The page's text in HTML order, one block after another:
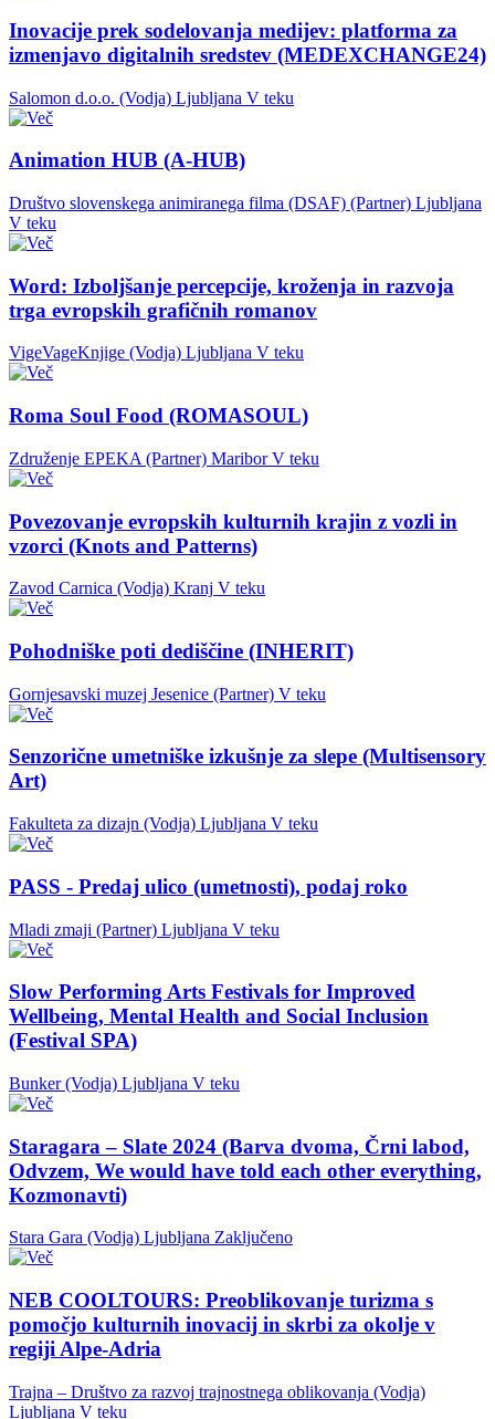
Inovacije prek sodelovanja medijev: platforma za
izmenjavo digitalnih sredstev (MEDEXCHANGE24)
Salomon d.o.o. (Vodja) Ljubljana V teku
Animation HUB (A-HUB)
Društvo slovenskega animiranega filma (DSAF) (Partner) Ljubljana
V teku
Word: Izboljšanje percepcije, kroženja in razvoja
trga evropskih grafičnih romanov
VigeVageKnjige (Vodja) Ljubljana V teku
Roma Soul Food (ROMASOUL)
Združenje EPEKA (Partner) Maribor V teku
Povezovanje evropskih kulturnih krajin z vozli in
vzorci (Knots and Patterns)
Zavod Carnica (Vodja) Kranj V teku
Pohodniške poti dediščine (INHERIT)
Gornjesavski muzej Jesenice (Partner) V teku
Senzorične umetniške izkušnje za slepe (Multisensory
Art)
Fakulteta za dizajn (Vodja) Ljubljana V teku
PASS - Predaj ulico (umetnosti), podaj roko
Mladi zmaji (Partner) Ljubljana V teku
Slow Performing Arts Festivals for Improved
Wellbeing, Mental Health and Social Inclusion
(Festival SPA)
Bunker (Vodja) Ljubljana V teku
Staragara – Slate 2024 (Barva dvoma, Črni labod,
Odvzem, We would have told each other everything,
Kozmonavti)
Stara Gara (Vodja) Ljubljana Zaključeno
NEB COOLTOURS: Preoblikovanje turizma s
pomočjo kulturnih inovacij in skrbi za okolje v
regiji Alpe-Adria
Trajna – Društvo za razvoj trajnostnega oblikovanja (Vodja)
Ljubljana V teku